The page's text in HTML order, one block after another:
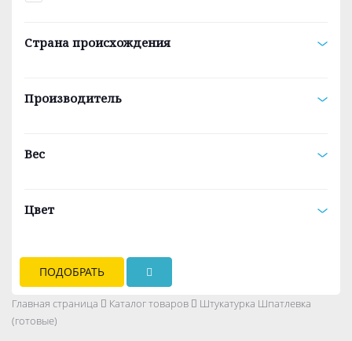
Страна происхождения
Производитель
Вес
Цвет
ПОДОБРАТЬ
Главная страница Каталог товаров
Штукатурка Шпатлевка
(готовые)